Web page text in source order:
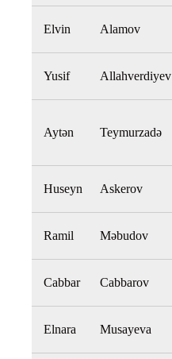
Elvin Alamov
Yusif Allahverdiyev
Aytən Teymurzadə
Huseyn Askerov
Ramil Məbudov
Cabbar Cabbarov
Elnara Musayeva